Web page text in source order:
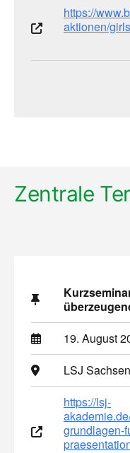
https://
aktionen/
Zentrale
19. August
LSJ
https://lsj-
grundlagen-